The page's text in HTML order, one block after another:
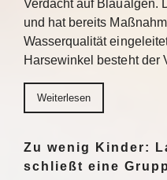
Verdacht auf Blaualgen.
und hat bereits
Wasserqualität
Harsewinkel besteht der
Weiterlesen
Zu wenig Kinder:
schließt eine